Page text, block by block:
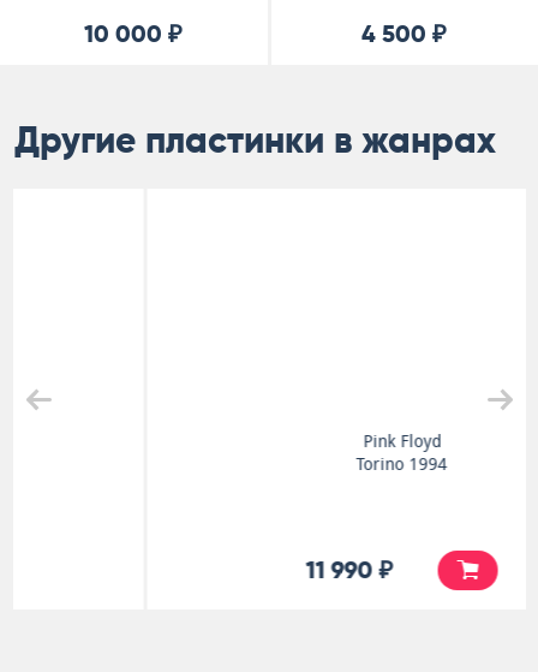
10 000 ₽ 4 500 ₽
Другие пластинки в жанрах